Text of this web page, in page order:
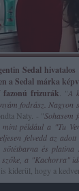
Sedal
a Sedal márka
fazonú frizurák . "A
fodrász.
Naty. - "Sohasem
mint például a "Tu
felvedd az
és platina
a "Kachorra"
kiderül, hogy a